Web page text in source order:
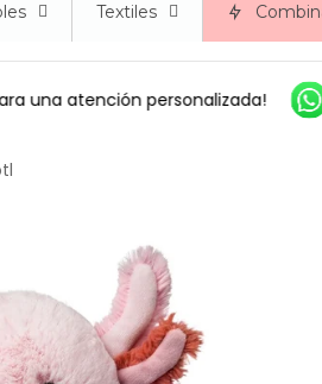
Textiles
una atención personalizada!